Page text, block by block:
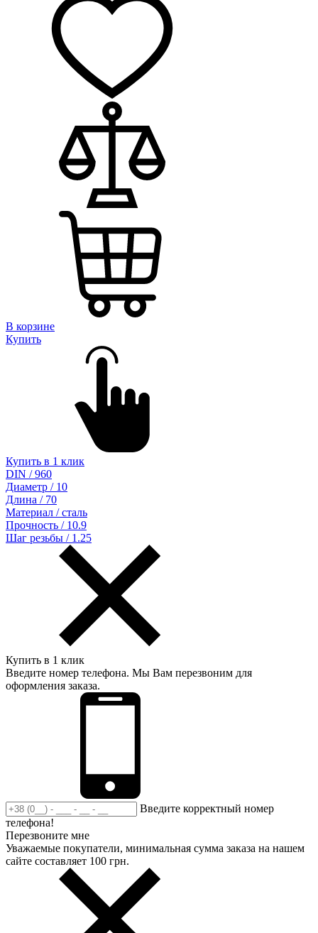
В корзине
Купить
Купить в 1 клик
DIN / 960
Диаметр / 10
Длина / 70
Материал / сталь
Прочность / 10.9
Шаг резьбы / 1.25
Купить в 1 клик
Введите номер телефона. Мы Вам перезвоним для
оформления заказа.
Введите корректный номер
телефона!
Перезвоните мне
Уважаемые покупатели, минимальная сумма заказа на нашем
сайте составляет 100 грн.